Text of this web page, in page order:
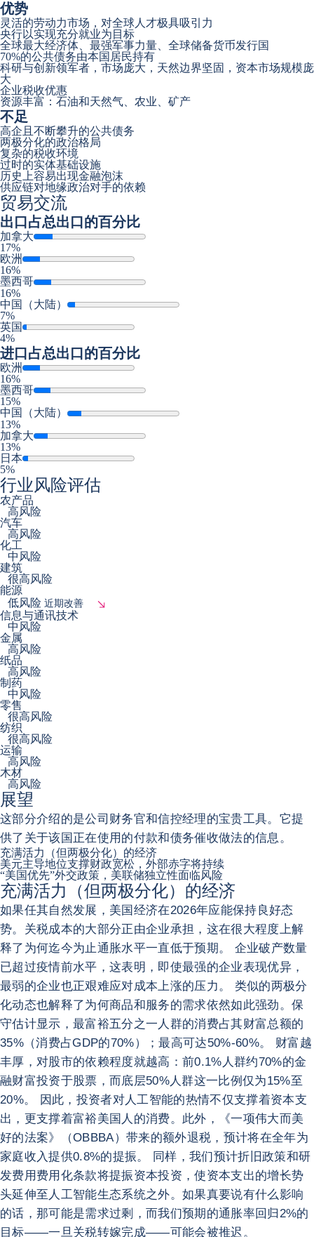
优势
灵活的劳动力市场，对全球人才极具吸引力
央行以实现充分就业为目标
全球最大经济体、最强军事力量、全球储备货币发行国
70%的公共债务由本国居民持有
科研与创新领军者，市场庞大，天然边界坚固，资本市场规模庞
大
企业税收优惠
资源丰富：石油和天然气、农业、矿产
不足
高企且不断攀升的公共债务
两极分化的政治格局
复杂的税收环境
过时的实体基础设施
历史上容易出现金融泡沫
供应链对地缘政治对手的依赖
贸易交流
出口占总出口的百分比
加拿大
17%
欧洲
16%
墨西哥
16%
中国（大陆）
7%
英国
4%
进口占总出口的百分比
欧洲
16%
墨西哥
15%
中国（大陆）
13%
加拿大
13%
日本
5%
行业风险评估
农产品
高风险
汽车
高风险
化工
中风险
建筑
很高风险
能源
低风险 近期改善
信息与通讯技术
中风险
金属
高风险
纸品
高风险
制药
中风险
零售
很高风险
纺织
很高风险
运输
高风险
木材
高风险
展望
这部分介绍的是公司财务官和信控经理的宝贵工具。它提
供了关于该国正在使用的付款和债务催收做法的信息。
充满活力（但两极分化）的经济
美元主导地位支撑财政宽松，外部赤字将持续
“美国优先”外交政策，美联储独立性面临风险
充满活力（但两极分化）的经济
如果任其自然发展，美国经济在2026年应能保持良好态
势。关税成本的大部分正由企业承担，这在很大程度上解
释了为何迄今为止通胀水平一直低于预期。 企业破产数量
已超过疫情前水平，这表明，即使最强的企业表现优异，
最弱的企业也正艰难应对成本上涨的压力。 类似的两极分
化动态也解释了为何商品和服务的需求依然如此强劲。保
守估计显示，最富裕五分之一人群的消费占其财富总额的
35%（消费占GDP的70%）；最高可达50%-60%。 财富越
丰厚，对股市的依赖程度就越高：前0.1%人群约70%的金
融财富投资于股票，而底层50%人群这一比例仅为15%至
20%。 因此，投资者对人工智能的热情不仅支撑着资本支
出，更支撑着富裕美国人的消费。此外，《一项伟大而美
好的法案》（OBBBA）带来的额外退税，预计将在全年为
家庭收入提供0.8%的提振。 同样，我们预计折旧政策和研
发费用费用化条款将提振资本投资，使资本支出的增长势
头延伸至人工智能生态系统之外。如果真要说有什么影响
的话，那可能是需求过剩，而我们预期的通胀率回归2%的
目标——一旦关税转嫁完成——可能会被推迟。